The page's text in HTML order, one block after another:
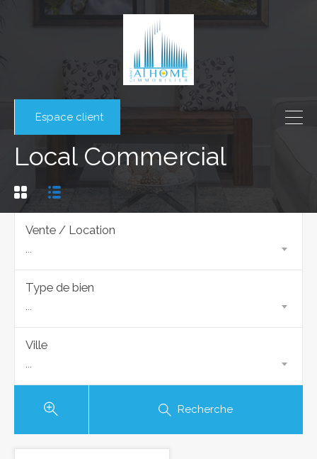
Espace client
Local Commercial
Vente / Location
...
Type de bien
...
Ville
...
Recherche